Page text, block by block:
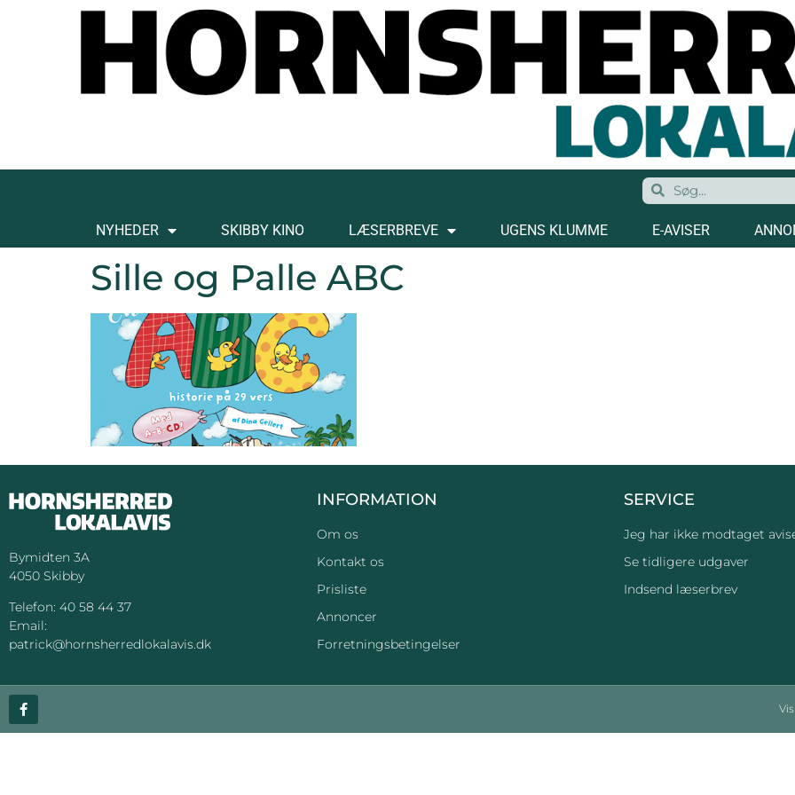
NYHEDER SKIBBY KINO LÆSERBREVE UGENS KLUMME E-AVISER
Sille og Palle ABC
Bymidten 3A
4050 Skibby
Telefon: 40 58 44 37
Email:
patrick@hornsherredlokalavis.dk
INFORMATION
Om os
Kontakt os
Prisliste
Annoncer
Forretningsbetingelser
SERVICE
Jeg har ikke modtaget
Se tidligere udgaver
Indsend læserbrev